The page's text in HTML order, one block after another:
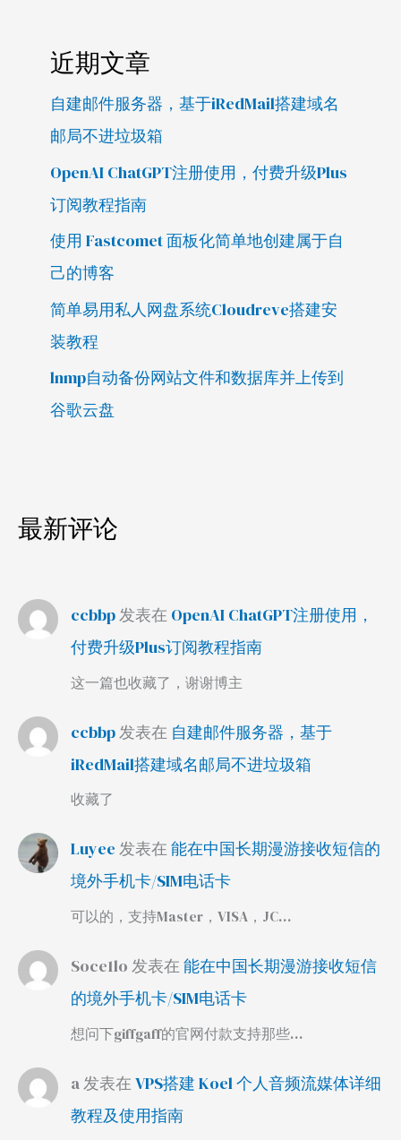
近期文章
自建邮件服务器，基于iRedMail搭建域名
邮局不进垃圾箱
OpenAI ChatGPT注册使用，付费升级Plus
订阅教程指南
使用 Fastcomet 面板化简单地创建属于自
己的博客
简单易用私人网盘系统Cloudreve搭建安
装教程
lnmp自动备份网站文件和数据库并上传到
谷歌云盘
最新评论
ccbbp发表在 OpenAI ChatGPT注册使用，
付费升级Plus订阅教程指南
这一篇也收藏了，谢谢博主
ccbbp发表在 自建邮件服务器，基于
iRedMail搭建域名邮局不进垃圾箱
收藏了
Luyee 发表在能在中国长期漫游接收短信的
境外手机卡/SIM电话卡
可以的，支持Master，VISA，JC…
Soce1lo 发表在 能在中国长期漫游接收短信
的境外手机卡/SIM电话卡
想问下giffgaff的官网付款支持那些…
a发表在 VPS搭建 Koel 个人音频流媒体详细
教程及使用指南